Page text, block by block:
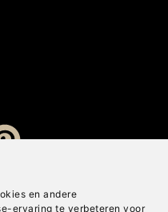
en andere
ervaring te verbeteren voor